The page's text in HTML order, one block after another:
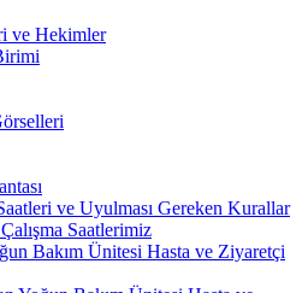
ve Hekimler
ve Uyulması Gereken Kurallar
Saatlerimiz
Bakım Ünitesi Hasta ve Ziyaretçi